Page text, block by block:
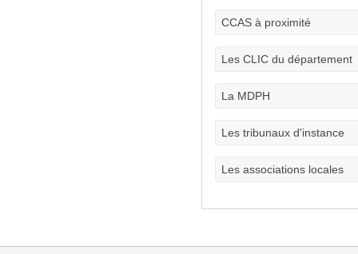
CCAS à proximité
Les CLIC du département
La MDPH
Les tribunaux d'instance
Les associations locales